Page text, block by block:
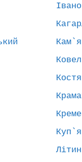
Літин